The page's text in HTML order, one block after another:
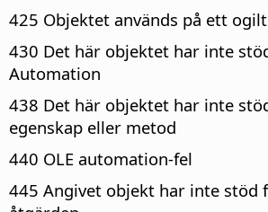
425 Objektet används på ett
430 Det här objektet har inte
Automation
438 Det här objektet har inte
egenskap eller metod
440 OLE automation-fel
445 Angivet objekt har inte stöd